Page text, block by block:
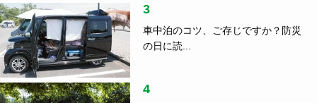
3
車中泊のコツ、ご存じですか？防災
の日に読...
4